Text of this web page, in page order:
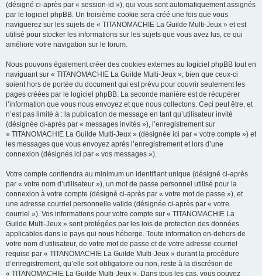
(désigné ci-après par « session-id »), qui vous sont automatiquement assignés
par le logiciel phpBB. Un troisième cookie sera créé une fois que vous
naviguerez sur les sujets de « TITANOMACHIE La Guilde Multi-Jeux » et est
utilisé pour stocker les informations sur les sujets que vous avez lus, ce qui
améliore votre navigation sur le forum.
Nous pouvons également créer des cookies externes au logiciel phpBB tout en
naviguant sur « TITANOMACHIE La Guilde Multi-Jeux », bien que ceux-ci
soient hors de portée du document qui est prévu pour couvrir seulement les
pages créées par le logiciel phpBB. La seconde manière est de récupérer
l’information que vous nous envoyez et que nous collectons. Ceci peut être, et
n’est pas limité à : la publication de message en tant qu’utilisateur invité
(désignée ci-après par « messages invités »), l’enregistrement sur
« TITANOMACHIE La Guilde Multi-Jeux » (désignée ici par « votre compte ») et
les messages que vous envoyez après l’enregistrement et lors d’une
connexion (désignés ici par « vos messages »).
Votre compte contiendra au minimum un identifiant unique (désigné ci-après
par « votre nom d’utilisateur »), un mot de passe personnel utilisé pour la
connexion à votre compte (désigné ci-après par « votre mot de passe »), et
une adresse courriel personnelle valide (désignée ci-après par « votre
courriel »). Vos informations pour votre compte sur « TITANOMACHIE La
Guilde Multi-Jeux » sont protégées par les lois de protection des données
applicables dans le pays qui nous héberge. Toute information en-dehors de
votre nom d’utilisateur, de votre mot de passe et de votre adresse courriel
requise par « TITANOMACHIE La Guilde Multi-Jeux » durant la procédure
d’enregistrement, qu’elle soit obligatoire ou non, reste à la discrétion de
« TITANOMACHIE La Guilde Multi-Jeux ». Dans tous les cas, vous pouvez